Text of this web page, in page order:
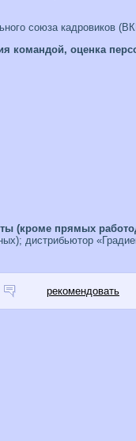
союза кадровиков
командой, оценка
(кроме прямых
дистрибьютор
рекомендовать